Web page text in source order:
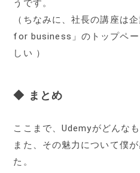
うです。
（ちなみに、社長の講座は
for business」のトップペー
しい ）
◆ まとめ
ここまで、Udemyがどんなも
また、その魅力について僕
た。